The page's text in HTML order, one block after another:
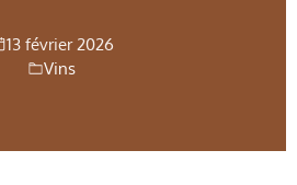
13 février 2026
Vins